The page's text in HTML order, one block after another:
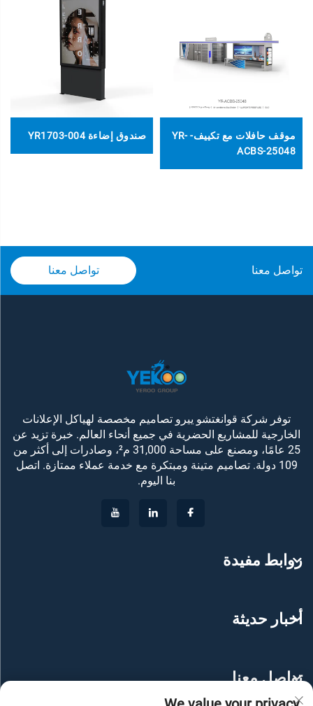
موقف حافلات مع تكييف- YR-
ACBS-25048
صندوق إضاءة YR1703-004
تواصل معنا تواصل معنا
توفر شركة قوانغتشو ييرو تصاميم مخصصة لهياكل الإعلانات
الخارجية للمشاريع الحضرية في جميع أنحاء العالم. خبرة تزيد عن
25 عامًا، ومصنع على مساحة 31,000 م²، وصادرات إلى أكثر من
109 دولة. تصاميم متينة ومبتكرة مع خدمة عملاء ممتازة. اتصل
بنا اليوم.
روابط مفيدة
أخبار حديثة
تواصل معنا